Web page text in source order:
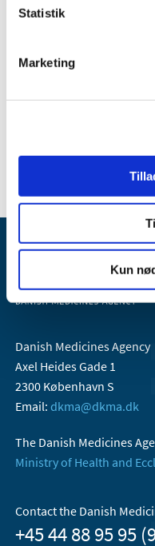
Statistik
Marketing
Kun
2012 (11)
2010 (9)
2008 (7)
Danish Medicines Agency
Axel Heides Gade 1
2300 København S
Email: dkma@dkma.dk
The Danish Medicines
Ministry of Health and
Contact the Danish
+45 44 88 95 95